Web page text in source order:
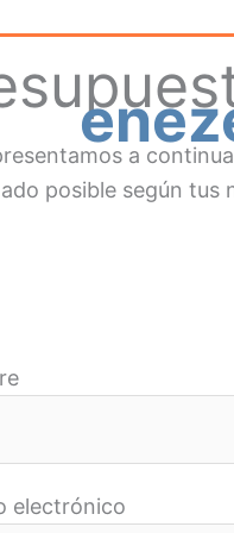
a
posible según
electrónico